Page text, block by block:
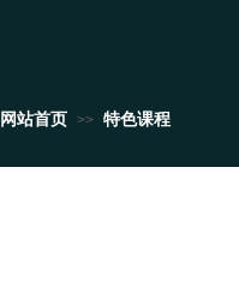
网站首页 >> 特色课程